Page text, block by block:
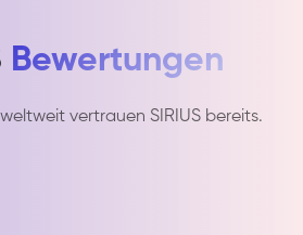
Bewertungen
vertrauen SIRIUS bereits.